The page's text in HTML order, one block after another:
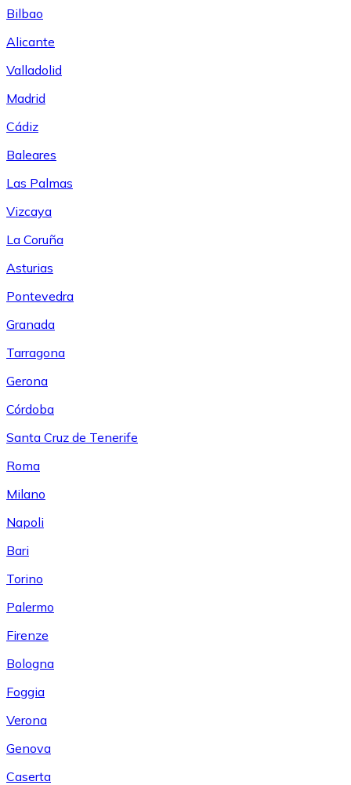
Bilbao
Alicante
Valladolid
Madrid
Cádiz
Baleares
Las Palmas
Vizcaya
La Coruña
Asturias
Pontevedra
Granada
Tarragona
Gerona
Córdoba
Santa Cruz de Tenerife
Roma
Milano
Napoli
Bari
Torino
Palermo
Firenze
Bologna
Foggia
Verona
Genova
Caserta